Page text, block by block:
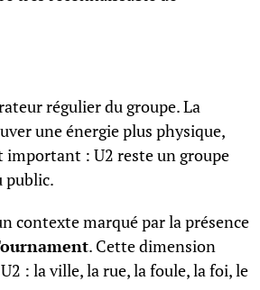
régulier du groupe. La
une énergie plus physique,
important : U2 reste un groupe
public.
contexte marqué par la présence
. Cette dimension
: la ville, la rue, la foule, la foi, le